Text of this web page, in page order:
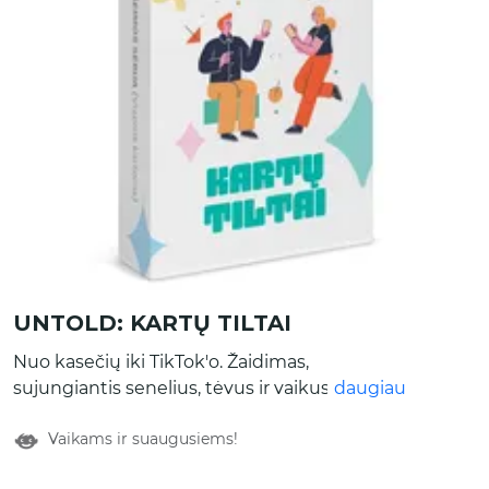
UNTOLD: KARTŲ TILTAI
Nuo kasečių iki TikTok'o. Žaidimas,
sujungiantis senelius, tėvus ir vaikus.
pačios vertybės. Viduje rasite 50 kortelių su
daugiau
Vaikams ir suaugusiems!